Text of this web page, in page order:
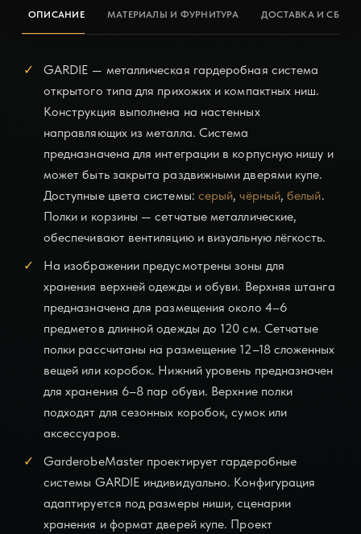
ОПИСАНИЕ МАТЕРИАЛЫ И ФУРНИТУРА ДОСТАВКА И
GARDIE — металлическая гардеробная система
открытого типа для прихожих и компактных ниш.
Конструкция выполнена на настенных
направляющих из металла. Система
предназначена для интеграции в корпусную нишу и
может быть закрыта раздвижными дверями купе.
Доступные цвета системы: серый,чёрный,белый.
Полки и корзины — сетчатыеметаллические,
обеспечивают вентиляцию и визуальную лёгкость.
На изображении предусмотрены зоны для
хранения верхней одежды и обуви. Верхняя штанга
предназначена для размещения около 4–6
предметов длинной одежды до 120 см. Сетчатые
полки рассчитаны на размещение 12–18 сложенных
вещей или коробок. Нижний уровень предназначен
для хранения 6–8 пар обуви. Верхние полки
подходят для сезонных коробок, сумок или
аксессуаров.
GarderobeMaster проектирует гардеробные
системы GARDIE индивидуально. Конфигурация
адаптируется под размеры ниши, сценарии
хранения и формат дверей купе. Проект